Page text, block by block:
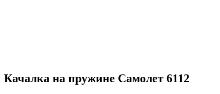
Качалка на пружине Самолет 6112